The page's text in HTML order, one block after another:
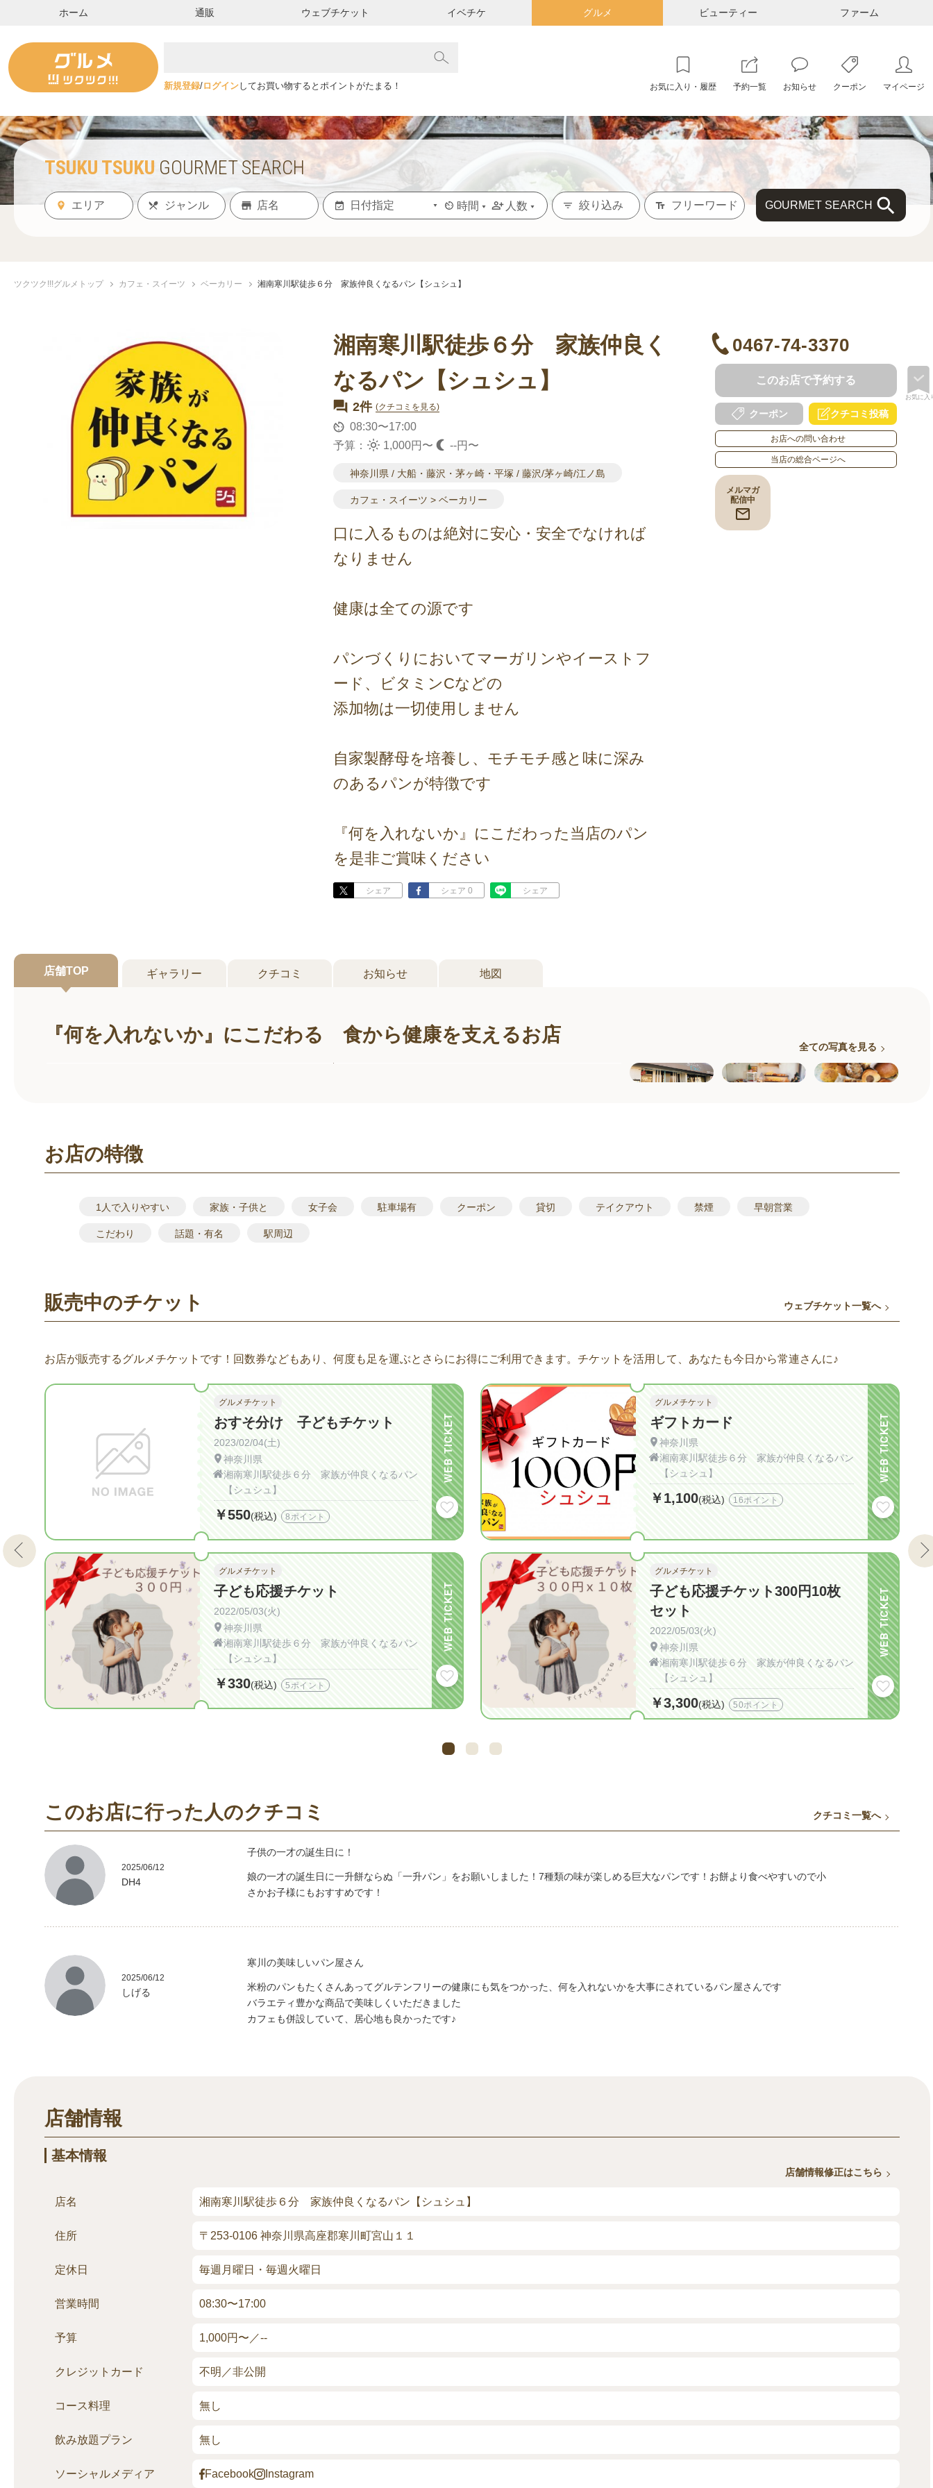
ホーム 通販 ウェブチケット イベチケ グルメ ビューティー ファーム
新規登録/ログインしてお買い物するとポイントがたまる！ お気に入り・履歴 予約一覧 お知らせ クーポン マイページ
TSUKU TSUKU GOURMET SEARCH
時間 人数 絞り込み GOURMET SEARCH
ツクツク!!!グルメトップ カフェ・スイーツ ベーカリー 湘南寒川駅徒歩６分 家族仲良くなるパン【シュシュ】
湘南寒川駅徒歩６分 家族仲良く
なるパン【シュシュ】
2件 (クチコミを見る)
08:30〜17:00
予算：
1,000円〜 --円〜
神奈川県 / 大船・藤沢・茅ヶ崎・平塚 / 藤沢/茅ヶ崎/江ノ島
カフェ・スイーツ > ベーカリー
口に入るものは絶対に安心・安全でなければ
なりません
健康は全ての源です
パンづくりにおいてマーガリンやイーストフ
ード、ビタミンCなどの
添加物は一切使用しません
自家製酵母を培養し、モチモチ感と味に深み
のあるパンが特徴です
『何を入れないか』にこだわった当店のパン
を是非ご賞味ください
シェア シェア 0 シェア
0467-74-3370
このお店で予約する
クーポン クチコミ投稿
お店への問い合わせ
当店の総合ページへ
メルマガ
配信中
お気に入
店舗TOP ギャラリー クチコミ お知らせ 地図
『何を入れないか』にこだわる 食から健康を支えるお店
全ての写真を見る
お店の特徴
1人で入りやすい 家族・子供と 女子会 駐車場有 クーポン 貸切 テイクアウト 禁煙 早朝営業
こだわり 話題・有名 駅周辺
販売中のチケット
お店が販売するグルメチケットです！回数券などもあり、何度も足を運ぶとさらにお得にご利用できます。チケットを活用して、あなたも今日から常連さんに♪
グルメチケット
おすそ分け 子どもチケット
2023/02/04(土)
神奈川県
湘南寒川駅徒歩６分 家族が仲良くなるパン
【シュシュ】
￥550(税込) 8ポイント
WEB TICKET
グルメチケット
子ども応援チケット
2022/05/03(火)
神奈川県
湘南寒川駅徒歩６分 家族が仲良くなるパン
【シュシュ】
￥330(税込) 5ポイント
WEB TICKET
グルメチケット
ギフトカード
神奈川県
湘南寒川駅徒歩６分 家族が仲良くなるパン
【シュシュ】
￥1,100(税込) 16ポイント
WEB TICKET
グルメチケット
子ども応援チケット300円10枚
セット
2022/05/03(火)
神奈川県
湘南寒川駅徒歩６分 家族が仲良くなるパン
【シュシュ】
￥3,300(税込) 50ポイント
WEB TICKET
ウェブチケット一覧へ
このお店に行った人のクチコミ
2025/06/12
DH4
子供の一才の誕生日に！
娘の一才の誕生日に一升餅ならぬ「一升パン」をお願いしました！7種類の味が楽しめる巨大なパンです！お餅より食べやすいので小
さかお子様にもおすすめです！
2025/06/12
しげる
寒川の美味しいパン屋さん
米粉のパンもたくさんあってグルテンフリーの健康にも気をつかった、何を入れないかを大事にされているパン屋さんです
バラエティ豊かな商品で美味しくいただきました
カフェも併設していて、居心地も良かったです♪
クチコミ一覧へ
店舗情報
基本情報
店舗情報修正はこちら
店名 湘南寒川駅徒歩６分 家族仲良くなるパン【シュシュ】
住所 〒253-0106 神奈川県高座郡寒川町宮山１１
定休日 毎週月曜日・毎週火曜日
営業時間 08:30〜17:00
予算 1,000円〜／--
クレジッ トカード 不明／非公開
コース料理 無し
飲み放題プラン 無し
ソーシャル メディア Facebook Instagram